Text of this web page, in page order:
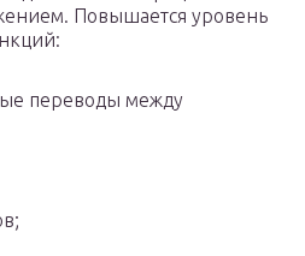
Повышается уровень
переводы между